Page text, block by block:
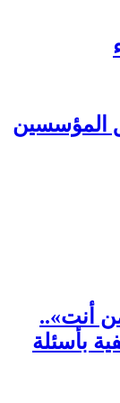
المؤسسين
أنت»..
بأسئلة